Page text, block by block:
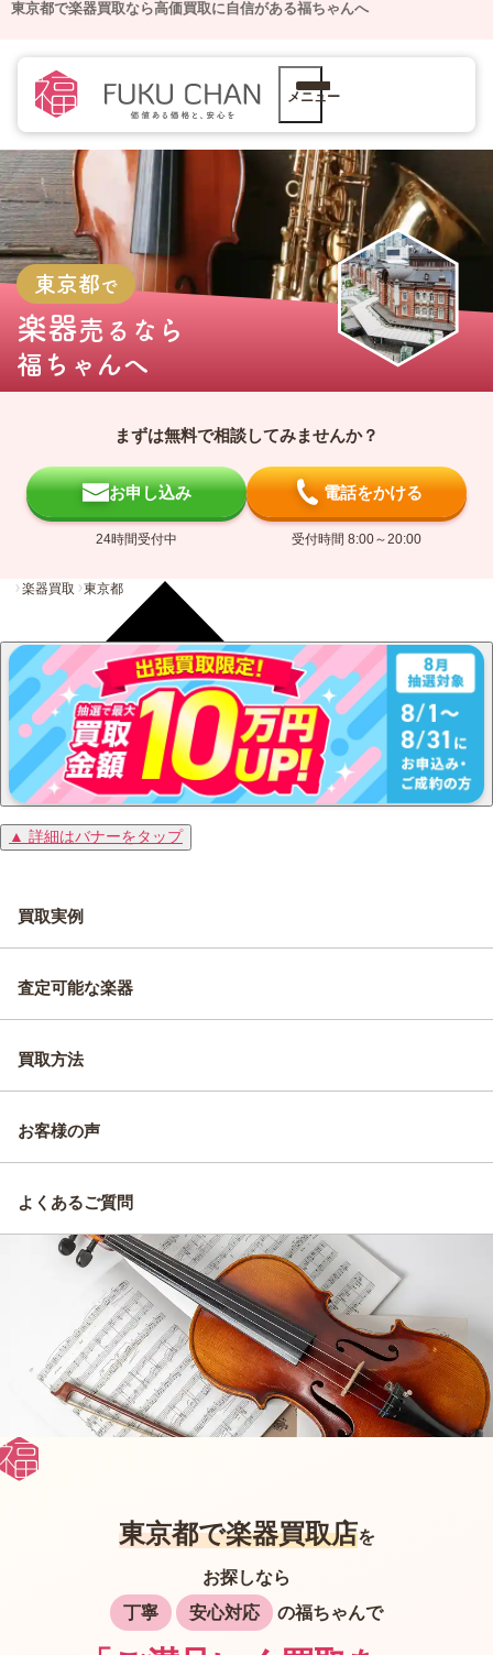
東京都で楽器買取なら高価買取に自信がある福ちゃんへ
メニュー
東京都で
楽器売るなら
福ちゃんへ
まずは無料で相談してみませんか？
お申し込み
24時間受付中
電話をかける
受付時間 8:00～20:00
楽器買取 東京都
▲ 詳細はバナーをタップ
買取実例
査定可能な楽器
買取方法
お客様の声
よくあるご質問
東京都で楽器買取店を
お探しなら
丁寧
安心対応 の福ちゃんで